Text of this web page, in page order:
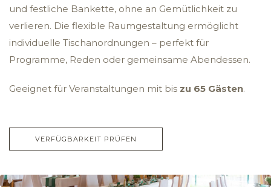
und festliche Bankette, ohne an Gemütlichkeit zu
verlieren. Die flexible Raumgestaltung ermöglicht
individuelle Tischanordnungen – perfekt für
Programme, Reden oder gemeinsame Abendessen.
Geeignet für Veranstaltungen mit bis zu 65 Gästen.
VERFÜGBARKEIT PRÜFEN